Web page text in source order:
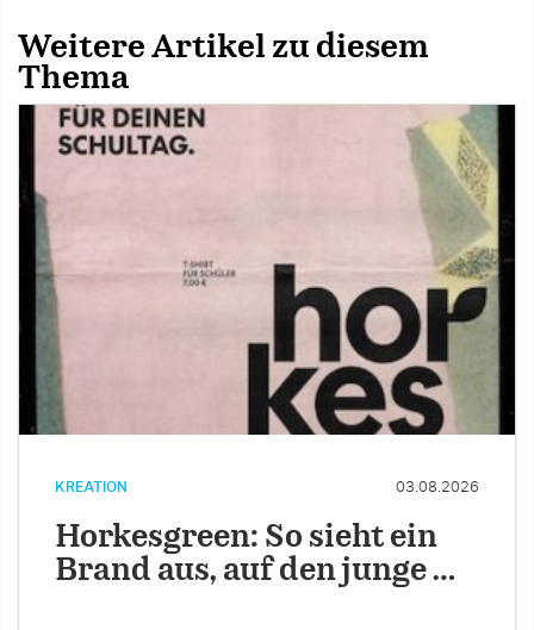
Weitere Artikel zu diesem
Thema
KREATION 03.08.2026
Horkesgreen: So sieht ein
Brand aus, auf den junge …